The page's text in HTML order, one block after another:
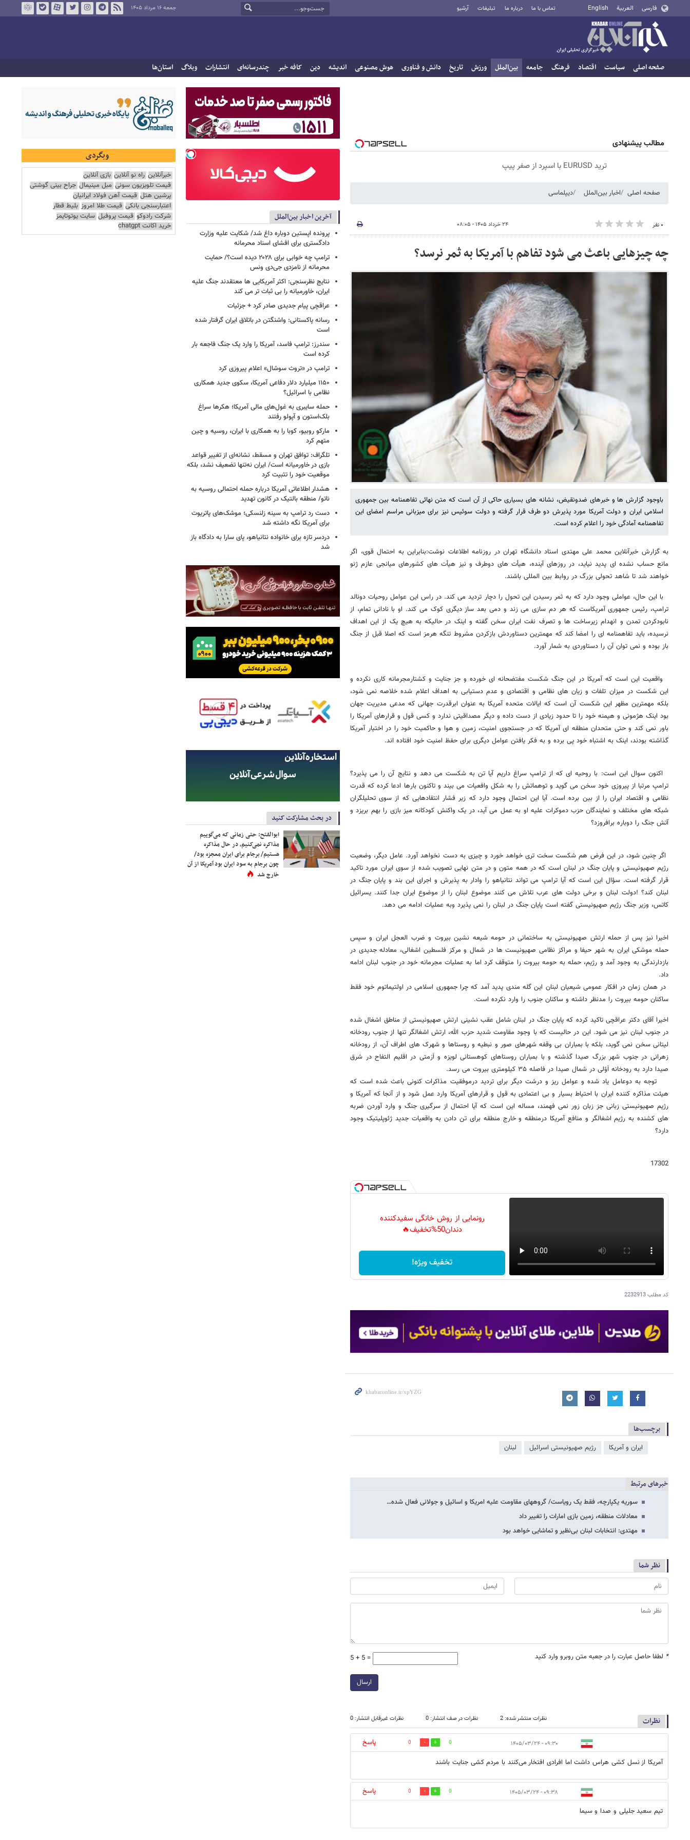
فارسی العربية English تماس با ما درباره ما تبلیغات آرشیو جمعه ۱۶ مرداد ۱۴۰۵
صفحه اصلی سیاست اقتصاد فرهنگ جامعه بین‌الملل ورزش تاریخ دانش و فناوری هوش مصنوعی اندیشه دین کافه خبر چندرسانه‌ای انتشارات وبلاگ استان‌ها
مطالب پیشنهادی
ترید EURUSD با اسپرد از صفر پیپ
صفحه اصلی اخبار بین‌الملل دیپلماسی
۰ نفر ۲۴ خرداد ۱۴۰۵ - ۰۸:۰۵
چه چیزهایی باعث می شود تفاهم با آمریکا به ثمر نرسد؟
باوجود گزارش ها و خبرهای ضدونقیض، نشانه های بسیاری حاکی از آن است که متن نهائی تفاهمنامه بین جمهوری
اسلامی ایران و دولت آمریکا مورد پذیرش دو طرف قرار گرفته و دولت سوئیس نیز برای میزبانی مراسم امضای این
تفاهمنامه آمادگی خود را اعلام کرده است.
به گزارش خبرآنلاین محمد علی مهتدی استاد دانشگاه تهران در روزنامه اطلاعات نوشت:بنابراین به احتمال قوی، اگر
مانع حساب نشده ای پدید نیاید، در روزهای آینده، هیأت های دوطرف و نیز هیأت های کشورهای میانجی عازم ژنو
خواهند شد تا شاهد تحولی بزرگ در روابط بین المللی باشند.
با این حال، عواملی وجود دارد که به ثمر رسیدن این تحول را دچار تردید می کند. در راس این عوامل روحیات دونالد
ترامپ، رئیس جمهوری آمریکاست که هر دم سازی می زند و دمی بعد ساز دیگری کوک می کند. او با نادانی تمام، از
نابودکردن تمدن و انهدام زیرساخت ها و تصرف نفت ایران سخن گفته و اینک در حالیکه به هیچ یک از این اهداف
نرسیده، باید تفاهمنامه ای را امضا کند که مهمترین دستاوردش بازکردن مشروط تنگه هرمز است که اصلا قبل از جنگ
باز بوده و نمی توان آن را دستاوردی به شمار آورد.
واقعیت این است که آمریکا در این جنگ شکست مفتضحانه ای خورده و جز جنایت و کشتارمجرمانه کاری نکرده و
این شکست در میزان تلفات و زیان های نظامی و اقتصادی و عدم دستیابی به اهداف اعلام شده خلاصه نمی شود،
بلکه مهمترین مظهر این شکست آن است که ایالات متحده آمریکا به عنوان ابرقدرت جهانی که مدعی مدیریت جهان
بود اینک هژمونی و هیمنه خود را تا حدود زیادی از دست داده و دیگر مصداقیتی ندارد و کسی قول و قرارهای آمریکا را
باور نمی کند و حتی متحدان منطقه ای آمریکا که در جستجوی امنیت، زمین و هوا و حاکمیت خود را در اختیار آمریکا
گذاشته بودند، اینک به اشتباه خود پی برده و به فکر یافتن عوامل دیگری برای حفظ امنیت خود افتاده اند.
اکنون سوال این است: با روحیه ای که از ترامپ سراغ داریم آیا تن به شکست می دهد و نتایج آن را می پذیرد؟
ترامپ مرتبا از پیروزی خود سخن می گوید و توهماتش را به شکل وافعیات می بیند و تاکنون بارها ادعا کرده که قدرت
نظامی و اقتصاد ایران را از بین برده است. آیا این احتمال وجود دارد که زیر فشار انتقادهایی که از سوی تحلیلگران
شبکه های مختلف و نمایندگان حزب دموکرات علیه او به عمل می آید، در یک واکنش کودکانه میز بازی را بهم بریزد و
آتش جنگ را دوباره برافروزد؟
اگر چنین شود، در این فرض هم شکست سخت تری خواهد خورد و چیزی به دست نخواهد آورد. عامل دیگر، وضعیت
رژیم صهیونیستی و پایان جنگ در لبنان است که در همه متون و در متن نهایی تصویب شده از سوی ایران مورد تاکید
قرار گرفته است. سؤال این است که آیا ترامپ می تواند نتانیاهو را وادار به پذیرش و اجرای این بند و پایان جنگ در
لبنان کند؟ !دولت لبنان و برخی دولت های عرب تلاش می کنند موضوع لبنان را از موضوع ایران جدا کنند. یسرائیل
کاتس، وزیر جنگ رژیم صهیونیستی گفته است پایان جنگ در لبنان را نمی پذیرد وبه عملیات ادامه می دهد.
اخیرا نیز پس از حمله ارتش صهیونیستی به ساختمانی در حومه شیعه نشین بیروت و ضرب العجل ایران و سپس
حمله موشکی ایران به شهر حیفا و مراکز نظامی صهیونیست ها در شمال و مرکز فلسطین اشغالی، معادله جدیدی در
بازدارندگی به وجود آمد و رژیم، حمله به حومه بیروت را متوقف کرد اما به عملیات مجرمانه خود در جنوب لبنان ادامه
داد.
در همان زمان در افکار عمومی شیعیان لبنان این گله مندی پدید آمد که چرا جمهوری اسلامی در اولتیماتوم خود فقط
ساکنان حومه بیروت را مدنظر داشته و ساکنان جنوب را وارد نکرده است.
اخیرا آقای دکتر عراقچی تاکید کرده که پایان جنگ در لبنان شامل عقب نشینی ارتش صهیونیستی از مناطق اشغال شده
در جنوب لبنان نیز می شود. این در حالیست که با وجود مقاومت شدید حزب الله، ارتش اشغالگر تنها از جنوب رودخانه
لیتانی سخن نمی گوید، بلکه با بمباران بی وقفه شهرهای صور و نبطیه و روستاها و شهرک های اطراف آن، از رودخانه
زهرانی در جنوب شهر بزرگ صیدا گذشته و با بمباران روستاهای کوهستانی لویزه و اَرَمتی در اقلیم التفاح در شرق
صیدا دارد به رودخانه اَوّلی در شمال صیدا در فاصله ۳۵ کیلومتری بیروت می رسد.
توجه به دوعامل یاد شده و عوامل ریز و درشت دیگر برای تردید درموفقیت مذاکرات کنونی باعث شده است که
هیئت مذاکره کننده ایران با احتیاط بسیار و بی اعتمادی به قول و قرارهای آمریکا وارد عمل شود و از آنجا که آمریکا و
رژیم صهیونیستی زبانی جز زبان زور نمی فهمند، مساله این است که آیا احتمال از سرگیری جنگ و وارد آوردن ضربه
های کشنده به رژیم اشغالگر و منافع آمریکا درمنطقه و خارج منطقه برای تن دادن به واقعیات جدید ژئوپلیتیک وجود
دارد؟
17302
رونمایی از روش خانگی سفیدکننده
دندان50%تخفیف🔥
تخفیف ویژه!
کد مطلب2232913
برچسب‌ها
ایران و آمریکا رژیم صهیونیستی اسرائیل لبنان
خبرهای مرتبط
سوریه یکپارچه، فقط یک رویاست/ گروههای مقاومت علیه امریکا و اسائیل و جولانی فعال شده…
معادلات منطقه، زمین بازی امارات را تغییر داد
مهتدی: انتخابات لبنان بی‌نظیر و تماشایی خواهد بود
نظر شما
* لطفا حاصل عبارت را در جعبه متن روبرو وارد کنید 5 + 5 =
ارسال
نظرات نظرات منتشر شده: 2 نظرات در صف انتشار: 0 نظرات غیرقابل انتشار: 0
۰۹:۳۰ - ۱۴۰۵/۰۳/۲۴ 0
0
پاسخ
آمریکا از نسل کشی هراس داشت اما افرادی افتخار می‌کنند با مردم کشی جنایت باشند
۰۹:۳۸ - ۱۴۰۵/۰۳/۲۴ 0
0
پاسخ
تیم سعید جلیلی و صدا و سیما
آخرین اخبار بین‌الملل
پرونده اپستین دوباره داغ شد/ شکایت علیه وزارت
دادگستری برای افشای اسناد محرمانه
ترامپ چه خوابی برای ۲۰۲۸ دیده است؟/ حمایت
محرمانه از نامزدی جی‌دی ونس
نتایج نظرسنجی: اکثر آمریکایی ها معتقدند جنگ علیه
ایران، خاورمیانه را بی ثبات تر می کند
عراقچی پیام جدیدی صادر کرد + جزئیات
رسانه پاکستانی: واشنگتن در باتلاق ایران گرفتار شده
است
سندرز: ترامپ فاسد، آمریکا را وارد یک جنگ فاجعه بار
کرده است
ترامپ در «تروث سوشال» اعلام پیروزی کرد
۱۱۵۰ میلیارد دلار دفاعی آمریکا، سکوی جدید همکاری
نظامی با اسرائیل؟
حمله سایبری به غول‌های مالی آمریکا؛ هکرها سراغ
بلک‌استون و آپولو رفتند
مارکو روبیو، کوبا را به همکاری با ایران، روسیه و چین
متهم کرد
تلگراف: توافق تهران و مسقط، نشانه‌ای از تغییر قواعد
بازی در خاورمیانه است/ ایران نه‌تنها تضعیف نشد، بلکه
موقعیت خود را تثبیت کرد
هشدار اطلاعاتی آمریکا درباره حمله احتمالی روسیه به
ناتو/ منطقه بالتیک در کانون تهدید
دست رد ترامپ به سینه زلنسکی؛ موشک‌های پاتریوت
برای آمریکا نگه داشته شد
دردسر تازه برای خانواده نتانیاهو، پای سارا به دادگاه باز
شد
در بحث مشارکت کنید
ابوالفتح: حتی زمانی که می‌گوییم
مذاکره نمی‌کنیم، در حال مذاکره
هستیم/ برجام برای ایران معجزه بود/
چون برجام به سود ایران بود آمریکا از آن
خارج شد
وبگردی
خبرآنلاین راه نو آنلاین بازی آنلاین
قیمت تلویزیون سونی مبل مینیمال جراح بینی گوشتی
پرشین هتل قیمت آهن فولاد ایرانیان
اعتبارسنجی بانکی قیمت طلا امروز بلیط قطار
شرکت رادوکو قیمت پروفیل سایت یوتوتایمز
خرید اکانت chatgpt